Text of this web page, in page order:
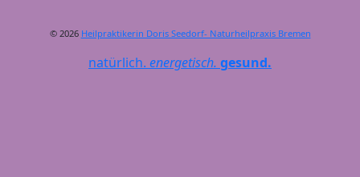
© 2026 Heilpraktikerin Doris Seedorf- Naturheilpraxis Bremen
natürlich. energetisch. gesund.